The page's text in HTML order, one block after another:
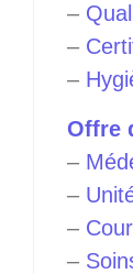
–
–
–
Offre
–
–
–
–